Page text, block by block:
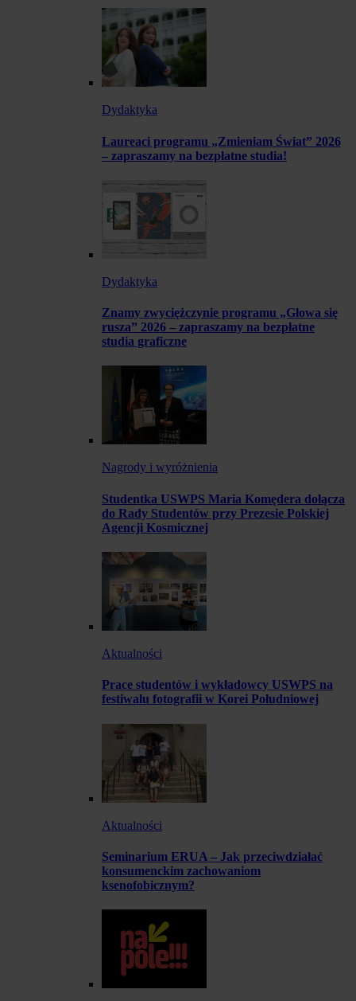
Dydaktyka
Laureaci programu „Zmieniam Świat” 2026
– zapraszamy na bezpłatne studia!
Dydaktyka
Znamy zwyciężczynie programu „Głowa się
rusza” 2026 – zapraszamy na bezpłatne
studia graficzne
Nagrody i wyróżnienia
Studentka USWPS Maria Komędera dołącza
do Rady Studentów przy Prezesie Polskiej
Agencji Kosmicznej
Aktualności
Prace studentów i wykładowcy USWPS na
festiwalu fotografii w Korei Południowej
Aktualności
Seminarium ERUA – Jak przeciwdziałać
konsumenckim zachowaniom
ksenofobicznym?